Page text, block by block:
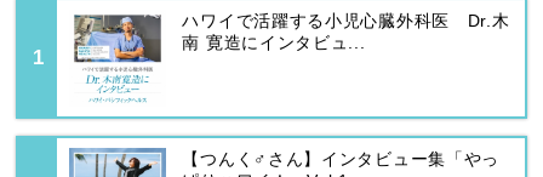
ハワイで活躍する小児心臓外科医 Dr.木
南 寛造にインタビュ...
【つんく♂さん】インタビュー集「やっ